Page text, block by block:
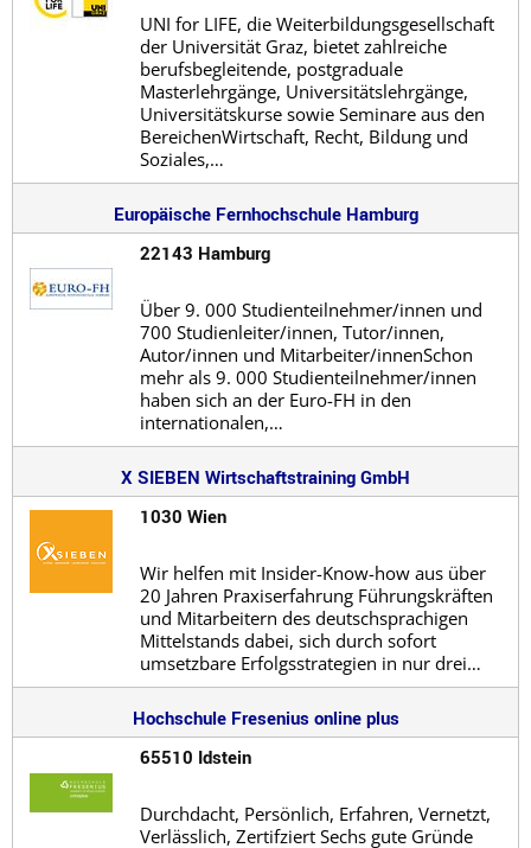
UNI for LIFE, die Weiterbildungsgesellschaft
der Universität Graz, bietet zahlreiche
berufsbegleitende, postgraduale
Masterlehrgänge, Universitätslehrgänge,
Universitätskurse sowie Seminare aus den
BereichenWirtschaft, Recht, Bildung und
Soziales,…
Europäische Fernhochschule Hamburg
22143 Hamburg
Über 9. 000 Studienteilnehmer/innen und
700 Studienleiter/innen, Tutor/innen,
Autor/innen und Mitarbeiter/innenSchon
mehr als 9. 000 Studienteilnehmer/innen
haben sich an der Euro-FH in den
internationalen,…
X SIEBEN Wirtschaftstraining GmbH
1030 Wien
Wir helfen mit Insider-Know-how aus über
20 Jahren Praxiserfahrung Führungskräften
und Mitarbeitern des deutschsprachigen
Mittelstands dabei, sich durch sofort
umsetzbare Erfolgsstrategien in nur drei…
Hochschule Fresenius online plus
65510 Idstein
Durchdacht, Persönlich, Erfahren, Vernetzt,
Verlässlich, Zertifziert Sechs gute Gründe